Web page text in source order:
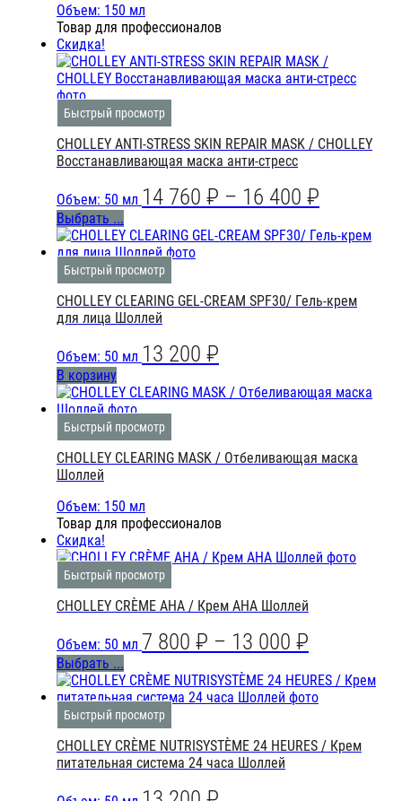
Объем: 150 мл
Товар для профессионалов
Скидка!
Быстрый просмотр
CHOLLEY ANTI-STRESS SKIN REPAIR MASK / CHOLLEY
Восстанавливающая маска анти-стресс
Объем: 50 мл 14 760 ₽ – 16 400 ₽
Выбрать ...
Быстрый просмотр
CHOLLEY CLEARING GEL-CREAM SPF30/ Гель-крем
для лица Шоллей
Объем: 50 мл 13 200 ₽
В корзину
Быстрый просмотр
CHOLLEY CLEARING MASK / Отбеливающая маска
Шоллей
Объем: 150 мл
Товар для профессионалов
Скидка!
Быстрый просмотр
CHOLLEY CRÈME AHA / Крем АНА Шоллей
Объем: 50 мл 7 800 ₽ – 13 000 ₽
Выбрать ...
Быстрый просмотр
CHOLLEY CRÈME NUTRISYSTÈME 24 HEURES / Крем
питательная система 24 часа Шоллей